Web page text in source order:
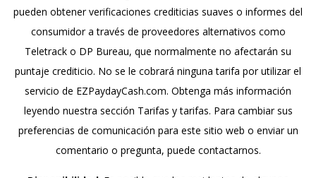
pueden obtener verificaciones crediticias suaves o informes del
consumidor a través de proveedores alternativos como
Teletrack o DP Bureau, que normalmente no afectarán su
puntaje crediticio. No se le cobrará ninguna tarifa por utilizar el
servicio de EZPaydayCash.com. Obtenga más información
leyendo nuestra sección Tarifas y tarifas. Para cambiar sus
preferencias de comunicación para este sitio web o enviar un
comentario o pregunta, puede contactarnos.